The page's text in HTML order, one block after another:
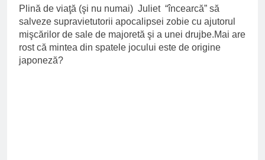
Plină de viaţă (şi nu numai) Juliet “încearcă” să
salveze supravietutorii apocalipsei zobie cu ajutorul
mişcărilor de sale de majoretă şi a unei drujbe.Mai are
rost că mintea din spatele jocului este de origine
japoneză?